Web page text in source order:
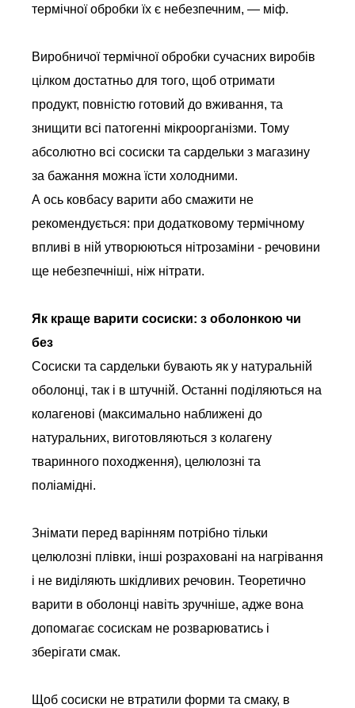
термічної обробки їх є небезпечним, — міф.
Виробничої термічної обробки сучасних виробів
цілком достатньо для того, щоб отримати
продукт, повністю готовий до вживання, та
знищити всі патогенні мікроорганізми. Тому
абсолютно всі сосиски та сардельки з магазину
за бажання можна їсти холодними.
А ось ковбасу варити або смажити не
рекомендується: при додатковому термічному
впливі в ній утворюються нітрозаміни - речовини
ще небезпечніші, ніж нітрати.
Як краще варити сосиски: з оболонкою чи
без
Сосиски та сардельки бувають як у натуральній
оболонці, так і в штучній. Останні поділяються на
колагенові (максимально наближені до
натуральних, виготовляються з колагену
тваринного походження), целюлозні та
поліамідні.
Знімати перед варінням потрібно тільки
целюлозні плівки, інші розраховані на нагрівання
і не виділяють шкідливих речовин. Теоретично
варити в оболонці навіть зручніше, адже вона
допомагає сосискам не розварюватись і
зберігати смак.
Щоб сосиски не втратили форми та смаку, в